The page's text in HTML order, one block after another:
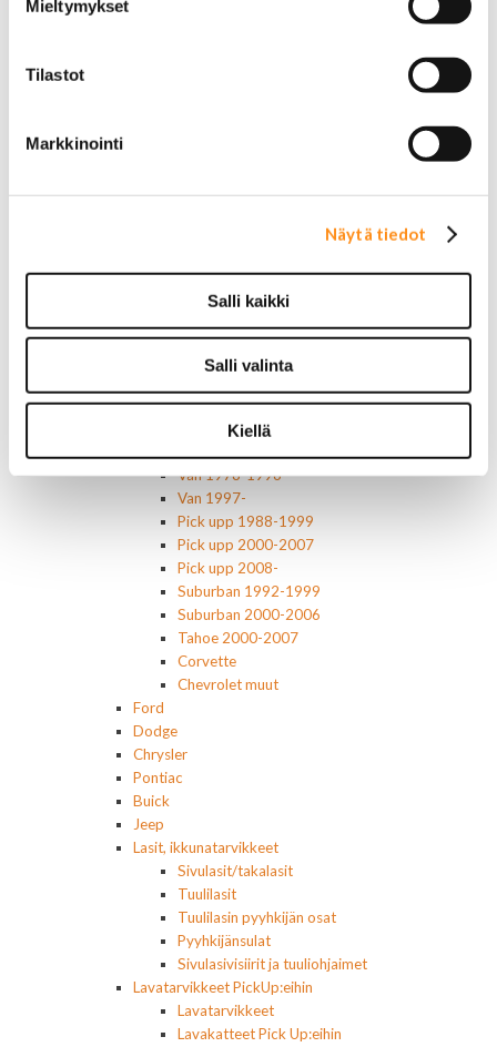
Mieltymykset
Tilastot
Markkinointi
Näytä tiedot
Salli kaikki
Salli valinta
Kiellä
Moottoriöljyt
Korjausoppaat
Omistajan käsikirjat
Muu autokirjallisuus
Starcraft levikesarja 97-03
Mustang korinosat
Chevrolet
Van 1978-1996
Van 1997-
Pick upp 1988-1999
Pick upp 2000-2007
Pick upp 2008-
Suburban 1992-1999
Suburban 2000-2006
Tahoe 2000-2007
Corvette
Chevrolet muut
Ford
Dodge
Chrysler
Pontiac
Buick
Jeep
Lasit, ikkunatarvikkeet
Sivulasit/takalasit
Tuulilasit
Tuulilasin pyyhkijän osat
Pyyhkijänsulat
Sivulasivisiirit ja tuuliohjaimet
Lavatarvikkeet PickUp:eihin
Lavatarvikkeet
Lavakatteet Pick Up:eihin